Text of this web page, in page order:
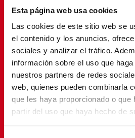
Esta página web usa cookies
Las cookies de este sitio web se
el contenido y los anuncios,
sociales y analizar el tráfico.
información sobre el uso que
nuestros partners de redes
web, quienes pueden combinarla
que les haya proporcionado o que
partir del uso que haya hecho de
Suscríbete para